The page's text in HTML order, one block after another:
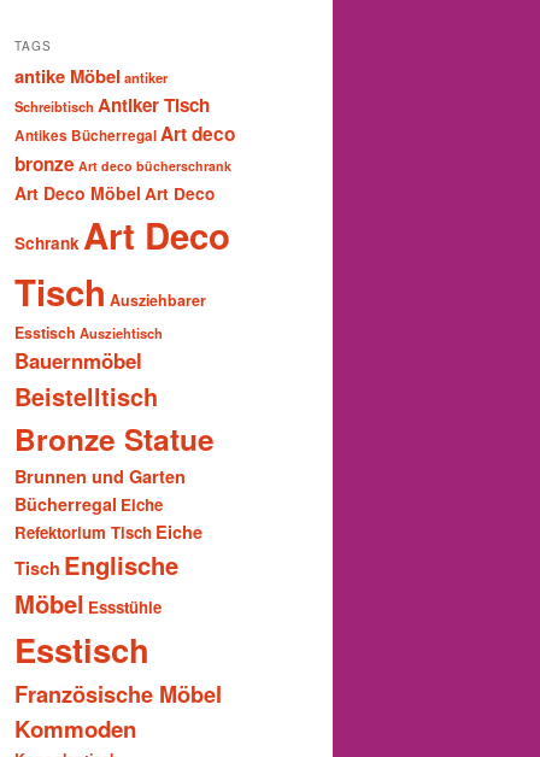
TAGS
antike Möbel antiker
Schreibtisch Antiker Tisch
Antikes BücherregalArt deco
bronze Art deco bücherschrank
Art Deco Möbel Art Deco
Schrank Art Deco
Tisch Ausziehbarer
Esstisch Ausziehtisch
Bauernmöbel
Beistelltisch
Bronze Statue
Brunnen und Garten
Bücherregal Eiche
Refektorium Tisch Eiche
Tisch Englische
Möbel Essstühle
Esstisch
Französische Möbel
Kommoden